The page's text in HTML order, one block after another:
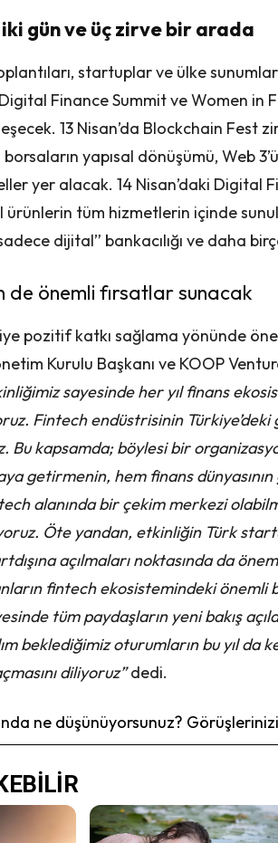
iki gün ve üç zirve bir arada
startuplar ve ülke
Finance Summit ve Women in
13 Nisan’da Blockchain Fest
yapısal dönüşümü, Web
yer alacak. 14 Nisan’daki Digital
tüm hizmetlerin içinde
dijital” bankacılığı ve daha
de önemli fırsatlar sunacak
pozitif katkı sağlama yönünde
Kurulu Başkanı ve KOOP
sayesinde her yıl finans
Fintech endüstrisinin Türkiye’deki
Bu kapsamda; böylesi bir
getirmenin, hem finans
alanında bir çekim merkezi
Öte yandan, etkinliğin Türk
açılmaları noktasında da
fintech ekosistemindeki önemli
tüm paydaşların yeni bakış
beklediğimiz oturumların bu yıl da
diliyoruz”dedi.
ne düşünüyorsunuz?